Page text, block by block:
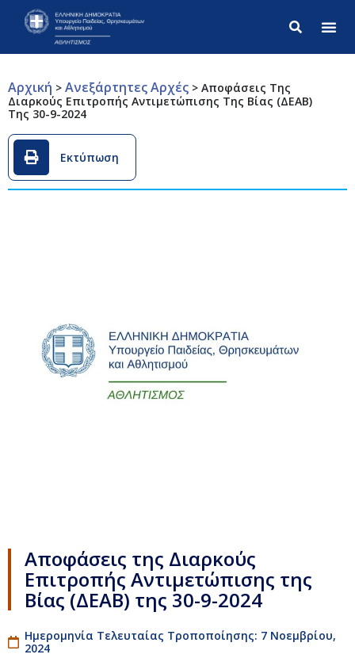
Αρχική > Ανεξάρτητες Αρχές > Αποφάσεις Της
Διαρκούς Επιτροπής Αντιμετώπισης Της Βίας (ΔΕΑΒ)
Της 30-9-2024
Εκτύπωση
Αποφάσεις της Διαρκούς
Επιτροπής Αντιμετώπισης της
Βίας (ΔΕΑΒ) της 30-9-2024
Ημερομηνία Τελευταίας Τροποποίησης: 7 Νοεμβρίου,
2024